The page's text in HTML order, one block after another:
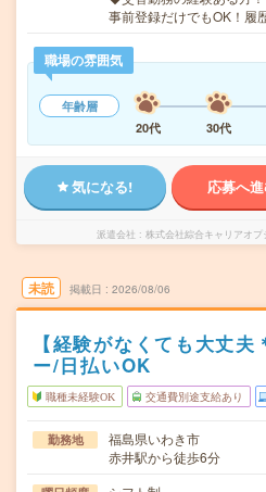
事前登録だけでもOK！
職場の雰囲気
年齢層
20代
30代
気になる! 応募へ
派遣会社 株式会社綜合キャリアオ
未読 掲載日 2026/08/06
【経験がなくても大丈
ー/日払いOK
職種未経験OK 交通費別途支給あり
勤務地
福島県いわき市
赤井駅から徒歩6分